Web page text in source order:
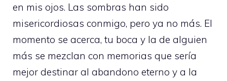
en mis ojos. Las sombras han sido
misericordiosas conmigo, pero ya no más. El
momento se acerca, tu boca y la de alguien
más se mezclan con memorias que sería
mejor destinar al abandono eterno y a la